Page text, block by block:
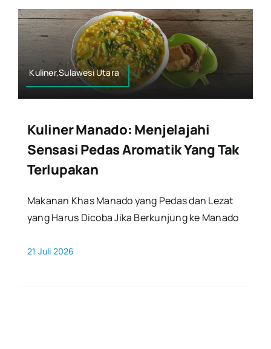
Kuliner,Sulawesi Utara
Kuliner Manado: Menjelajahi
Sensasi Pedas Aromatik Yang Tak
Terlupakan
Makanan Khas Manado yang Pedas dan Lezat
yang Harus Dicoba Jika Berkunjung ke Manado
21 Juli 2026